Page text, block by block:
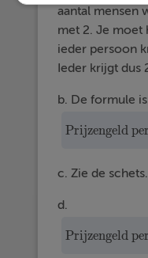
aantal mensen
met 2. Je moet
ieder persoon
Ieder krijgt dus
b. De formule
Prijzengeld
Prijzengeld
c. Zie de schets.
d.
Prijzengeld
Prijzengeld